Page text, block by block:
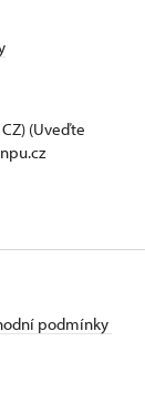
CZ) (Uveďte
podmínky